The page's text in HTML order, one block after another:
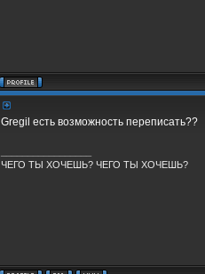
Gregil есть возможность переписать??
ЧЕГО ТЫ ХОЧЕШЬ? ЧЕГО ТЫ ХОЧЕШЬ?